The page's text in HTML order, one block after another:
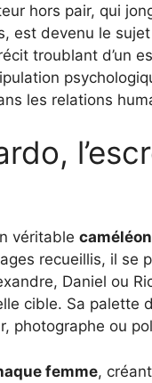
hors pair, qui
est devenu le sujet
troublant d’un
les relations
véritable
recueillis, il se
Daniel ou
cible. Sa palette
photographe ou
femme,